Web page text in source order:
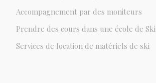
Accompagnement par des moniteurs
Prendre des cours dans une école de Ski
Services de location de matériels de ski